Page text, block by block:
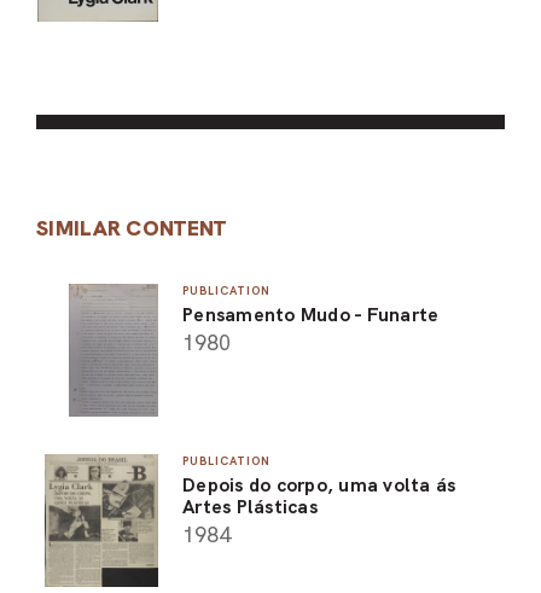
SIMILAR CONTENT
PUBLICATION
Pensamento Mudo - Funarte
1980
PUBLICATION
Depois do corpo, uma volta ás
Artes Plásticas
1984